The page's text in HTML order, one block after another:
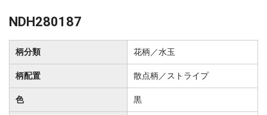
NDH280187
柄分類 花柄／水玉
柄配置 散点柄／ストライプ
色 黒